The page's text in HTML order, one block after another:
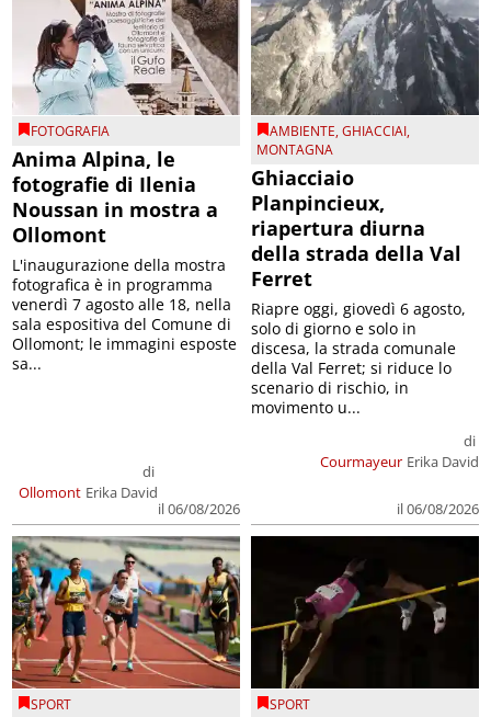
FOTOGRAFIA
Anima Alpina, le
fotografie di Ilenia
Noussan in mostra a
Ollomont
Ollomont
di
Erika David
il 06/08/2026
L'inaugurazione della mostra
fotografica è in programma
venerdì 7 agosto alle 18, nella
sala espositiva del Comune di
Ollomont; le immagini esposte
sa...
AMBIENTE,GHIACCIAI,
MONTAGNA
Ghiacciaio
Planpincieux,
riapertura diurna
della strada della Val
Ferret
Courmayeur
di
Erika David
il 06/08/2026
Riapre oggi, giovedì 6 agosto,
solo di giorno e solo in
discesa, la strada comunale
della Val Ferret; si riduce lo
scenario di rischio, in
movimento u...
SPORT SPORT